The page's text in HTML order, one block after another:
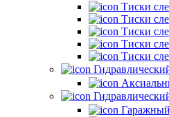
Тиски
Тиски
Тиски
Тиски
Тиски
Гаражный